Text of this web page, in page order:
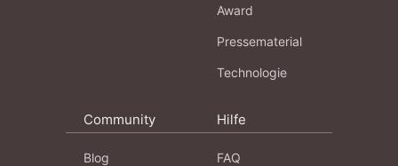
Award
Pressematerial
Technologie
Community
Blog
Hilfe
FAQ